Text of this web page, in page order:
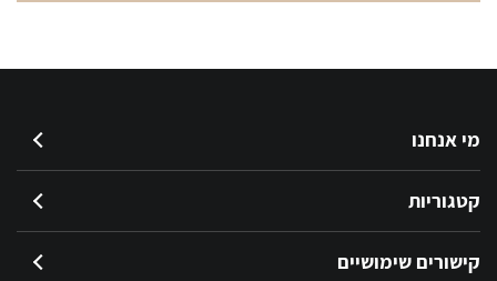
מי אנחנו
קטגוריות
קישורים שימושיים